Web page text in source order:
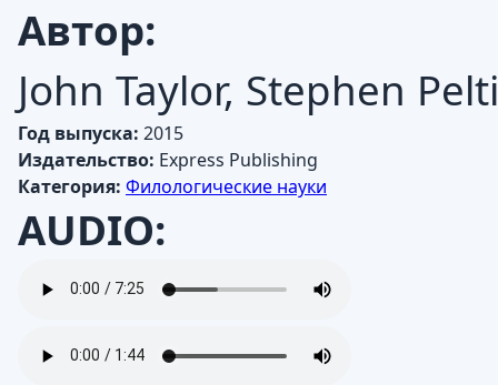
Автор:
John Taylor, Stephen
Год выпуска: 2015
Издательство: Express Publishing
Категория: Филологические науки
AUDIO: